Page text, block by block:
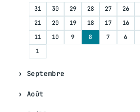
31 30 29 28 27 26
21
20 19 18 17 16
11
10 9 8 7 6
1
Septembre
Août